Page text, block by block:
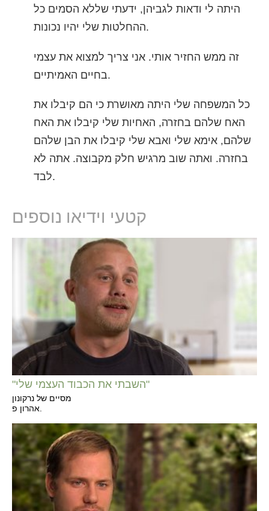
היתה לי ודאות לגביהן, ידעתי שללא הסמים כל
ההחלטות שלי יהיו נכונות.
זה ממש החזיר אותי. אני צריך למצוא את עצמי
בחיים האמיתיים.
כל המשפחה שלי היתה מאושרת כי הם קיבלו את
האח שלהם בחזרה, האחיות שלי קיבלו את האח
שלהם, אימא שלי ואבא שלי קיבלו את הבן שלהם
בחזרה. ואתה שוב מרגיש חלק מקבוצה. אתה לא
לבד.
קטעי וידיאו נוספים
"השבתי את הכבוד העצמי שלי"
מסיים של נרקונון